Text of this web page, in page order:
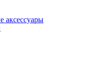
аксессуары